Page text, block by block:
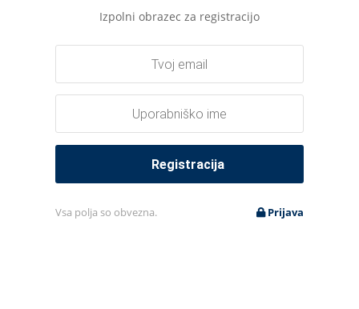
Izpolni obrazec za registracijo
Vsa polja so obvezna. Prijava